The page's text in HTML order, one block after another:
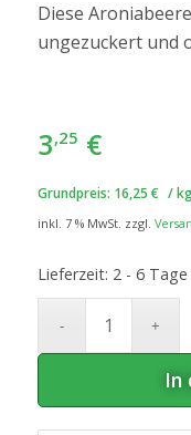
Diese
ungezuckert und
3,25 €
Grundpreis: 16,25 € /
inkl. 7 % MwSt. zzgl.
Lieferzeit: 2 - 6
In